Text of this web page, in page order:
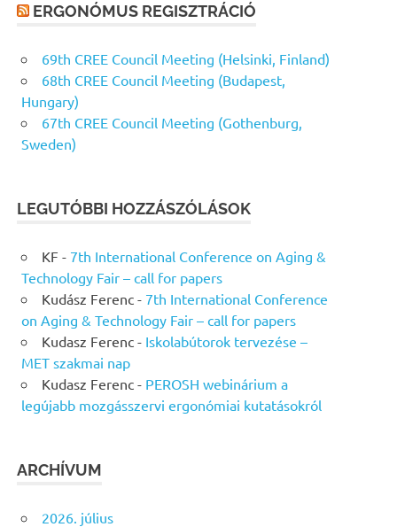
ERGONÓMUS REGISZTRÁCIÓ
69th CREE Council Meeting (Helsinki, Finland)
68th CREE Council Meeting (Budapest,
Hungary)
67th CREE Council Meeting (Gothenburg,
Sweden)
LEGUTÓBBI HOZZÁSZÓLÁSOK
KF - 7th International Conference on Aging &
Technology Fair – call for papers
Kudász Ferenc - 7th International Conference
on Aging & Technology Fair – call for papers
Kudasz Ferenc - Iskolabútorok tervezése –
MET szakmai nap
Kudasz Ferenc - PEROSH webinárium a
legújabb mozgásszervi ergonómiai kutatásokról
ARCHÍVUM
2026. július